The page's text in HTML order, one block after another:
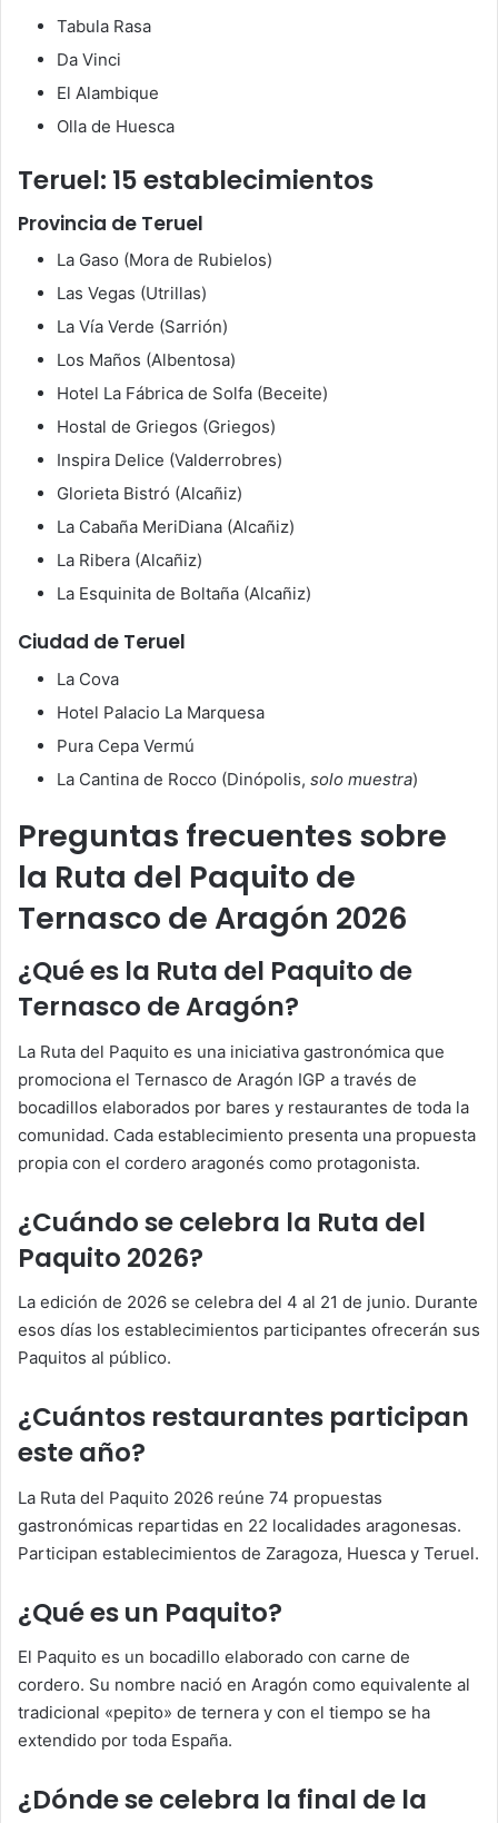
Tabula Rasa
Da Vinci
El Alambique
Olla de Huesca
Teruel: 15 establecimientos
Provincia de Teruel
La Gaso (Mora de Rubielos)
Las Vegas (Utrillas)
La Vía Verde (Sarrión)
Los Maños (Albentosa)
Hotel La Fábrica de Solfa (Beceite)
Hostal de Griegos (Griegos)
Inspira Delice (Valderrobres)
Glorieta Bistró (Alcañiz)
La Cabaña MeriDiana (Alcañiz)
La Ribera (Alcañiz)
La Esquinita de Boltaña (Alcañiz)
Ciudad de Teruel
La Cova
Hotel Palacio La Marquesa
Pura Cepa Vermú
La Cantina de Rocco (Dinópolis, solo muestra)
Preguntas frecuentes sobre
la Ruta del Paquito de
Ternasco de Aragón 2026
¿Qué es la Ruta del Paquito de
Ternasco de Aragón?
La Ruta del Paquito es una iniciativa gastronómica que
promociona el Ternasco de Aragón IGP a través de
bocadillos elaborados por bares y restaurantes de toda la
comunidad. Cada establecimiento presenta una propuesta
propia con el cordero aragonés como protagonista.
¿Cuándo se celebra la Ruta del
Paquito 2026?
La edición de 2026 se celebra del 4 al 21 de junio. Durante
esos días los establecimientos participantes ofrecerán sus
Paquitos al público.
¿Cuántos restaurantes participan
este año?
La Ruta del Paquito 2026 reúne 74 propuestas
gastronómicas repartidas en 22 localidades aragonesas.
Participan establecimientos de Zaragoza, Huesca y Teruel.
¿Qué es un Paquito?
El Paquito es un bocadillo elaborado con carne de
cordero. Su nombre nació en Aragón como equivalente al
tradicional «pepito» de ternera y con el tiempo se ha
extendido por toda España.
¿Dónde se celebra la final de la